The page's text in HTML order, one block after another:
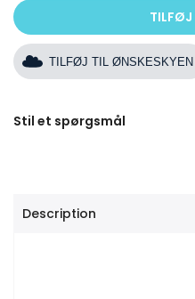
TILFØJ
TILFØJ TIL ØNSKESKYEN
Stil et spørgsmål
Description